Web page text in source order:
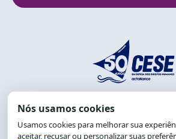
End.: R. da Graça, 150.
CEP: 40.150-055
Salvador-BA, Brasil.